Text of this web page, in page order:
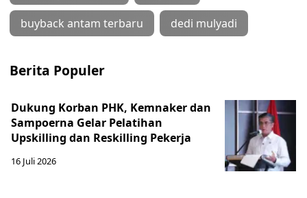
buyback antam terbaru dedi mulyadi
Berita Populer
Dukung Korban PHK, Kemnaker dan
Sampoerna Gelar Pelatihan
Upskilling dan Reskilling Pekerja
16 Juli 2026